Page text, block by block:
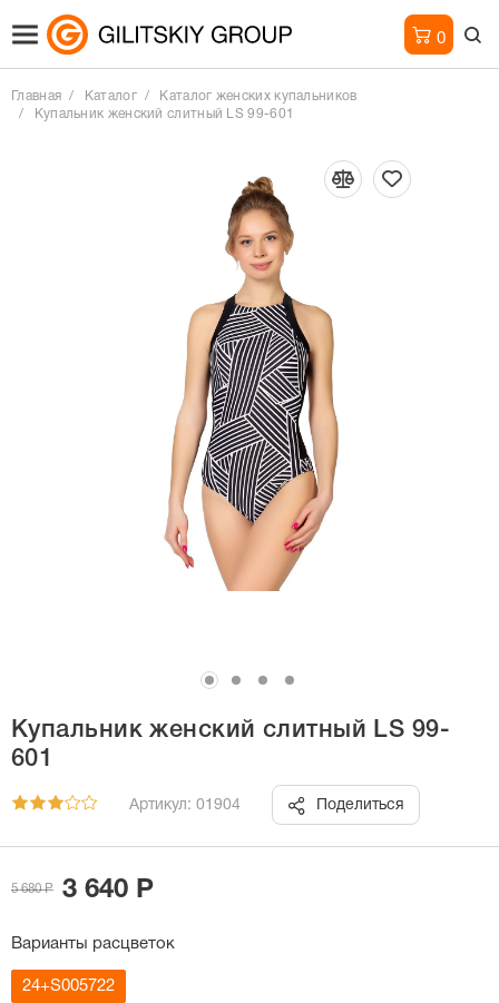
0
Главная Каталог
Каталог женских купальников
Купальник женский слитный LS 99-601
Купальник женский слитный LS 99-
601
Артикул: 01904 Поделиться
5 680 Р 3 640 Р
Варианты расцветок
24+S005722